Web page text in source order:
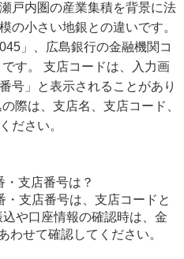
戸内圏の産業集積を背景に法
の小さい地銀との違いです。
」、広島銀行の金融機関コ
す。 支店コードは、入力画
号」と表示されることがあり
際は、支店名、支店コード、
ださい。
・支店番号は？
・支店番号は、支店コードと
や口座情報の確認時は、金
わせて確認してください。